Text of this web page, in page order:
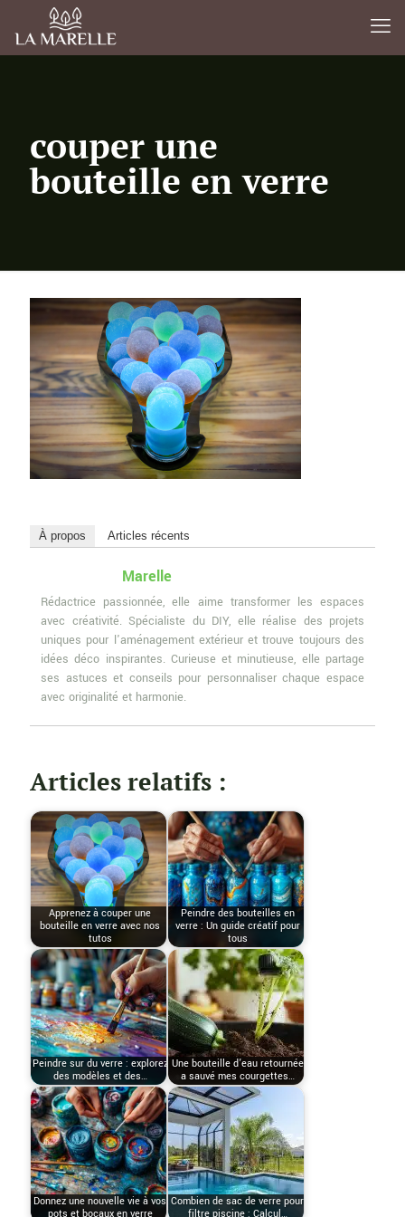
couper une
bouteille en verre
À propos Articles récents
Marelle
Rédactrice passionnée, elle aime transformer les espaces
avec créativité. Spécialiste du DIY, elle réalise des projets
uniques pour l'aménagement extérieur et trouve toujours des
idées déco inspirantes. Curieuse et minutieuse, elle partage
ses astuces et conseils pour personnaliser chaque espace
avec originalité et harmonie.
Articles relatifs :
Apprenez à couper une
bouteille en verre avec nos
tutos
Peindre des bouteilles en
verre : Un guide créatif pour
tous
Peindre sur du verre : explorez
des modèles et des…
Une bouteille d’eau retournée
a sauvé mes courgettes…
Donnez une nouvelle vie à vos
pots et bocaux en verre
Combien de sac de verre pour
filtre piscine : Calcul…